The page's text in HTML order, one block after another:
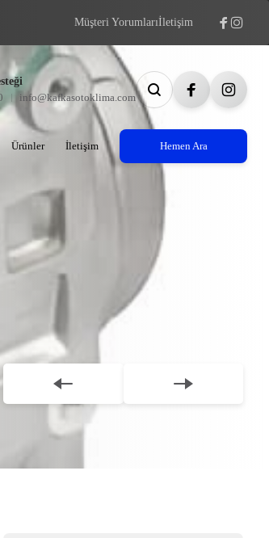
Müşteri Yorumlarıİletişim
info@kafkasotoklima.com
Ürünler İletişim Hemen Ara